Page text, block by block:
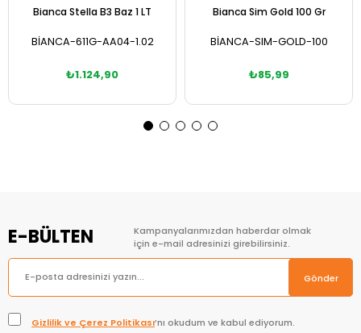
Bianca Stella B3 Baz 1 LT
BİANCA-611G-AA04-1.02
₺1.124,90
Bianca Sim Gold 100 Gr
BİANCA-SIM-GOLD-100
₺85,99
E-BÜLTEN
Kampanyalarımızdan haberdar olmak
için e-mail adresinizi girebilirsiniz.
Gönder
Gizlilik ve Çerez Politikası’nı okudum ve kabul ediyorum.